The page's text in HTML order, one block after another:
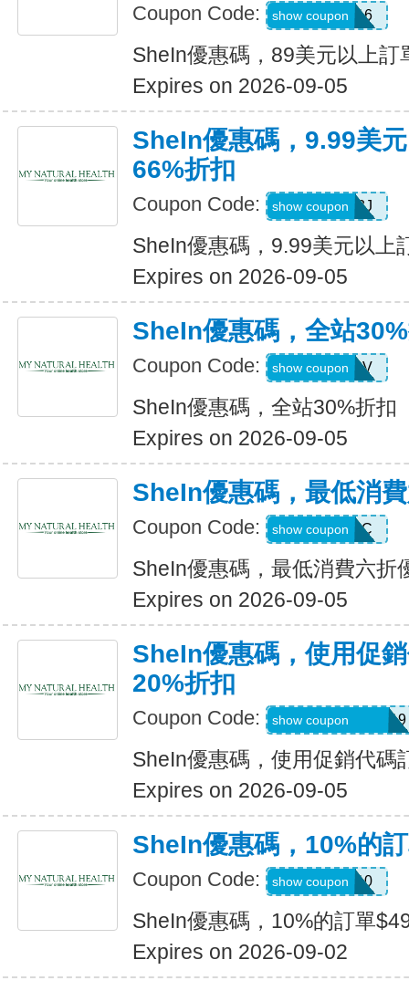
Coupon Code: febnb16
show coupon
SheIn優惠碼，89美元以上訂
Expires on 2026-09-05
SheIn優惠碼，9.99美
66%折扣
Coupon Code: VJTWP3J
show coupon
SheIn優惠碼，9.99美元以上
Expires on 2026-09-05
SheIn優惠碼，全站
Coupon Code: W2CB88V
show coupon
SheIn優惠碼，全站30%折扣
Expires on 2026-09-05
SheIn優惠碼，最低消
Coupon Code: MTFK4CC
show coupon
SheIn優惠碼，最低消費六折
Expires on 2026-09-05
SheIn優惠碼，使用促
20%折扣
Coupon Code: FRF4saidanais319
show coupon
SheIn優惠碼，使用促銷代碼
Expires on 2026-09-05
SheIn優惠碼，10%的
Coupon Code: 14DAY10
show coupon
SheIn優惠碼，10%的訂單
Expires on 2026-09-02